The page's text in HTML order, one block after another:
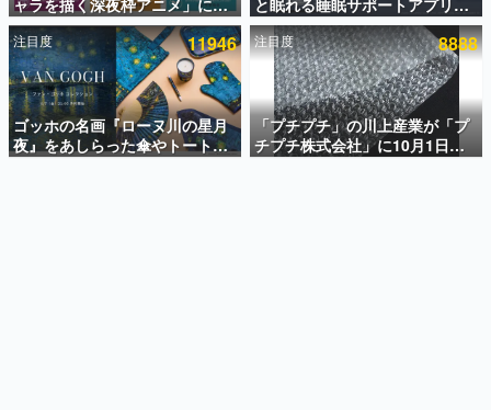
赫本
この物語を解いてはいけない。『赫本』は、〈試験問題〉
の形をした短編ホラー小説集です。
新世代に訊く
これからのデジタルゲーム市場を担う若きクリエイター達
の姿を追い、彼らのルーツと情熱を探っていきます。
ャラを描く深夜枠アニメ」に視
聴者の一部から批判意見。違法
薬物の使用と思しき描写も含め
て、BPOが議論を交わす
と眠れる睡眠サポートアプリ
『ゆめたび』が配信中。キャラ
ごとのASMRや目覚ましアラー
ムも搭載
注目度 11946
ゴッホの名画『ローヌ川の星月
夜』をあしらった傘やトートバ
ッグなどが登場。8月7日21時よ
注目度 8888
「プチプチ」の川上産業が「プ
チプチ株式会社」に10月1日よ
り社名変更へ。創業58年で初め